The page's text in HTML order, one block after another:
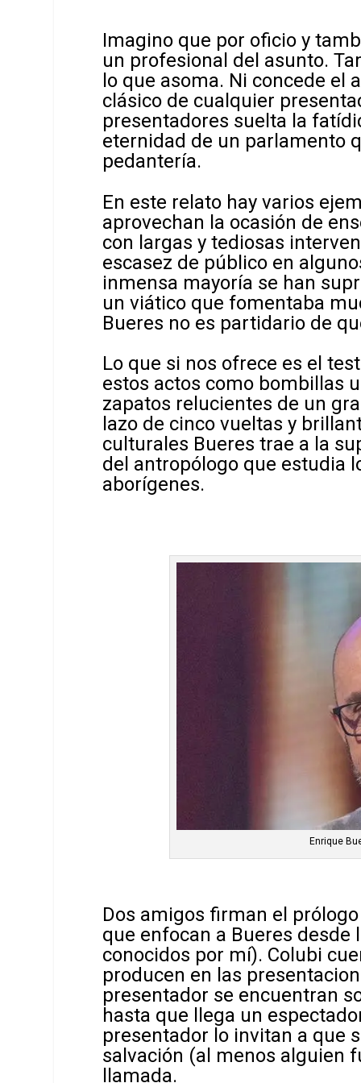
Imagino que por oficio y
un profesional del asunto.
lo que asoma. Ni concede el
clásico de cualquier
presentadores suelta la
eternidad de un parlamento
pedantería.
En este relato hay varios
aprovechan la ocasión de
con largas y tediosas
escasez de público en
inmensa mayoría se han
un viático que fomentaba
Bueres no es partidario de
Lo que si nos ofrece es el
estos actos como bombillas
zapatos relucientes de un
lazo de cinco vueltas y
culturales Bueres trae a la
del antropólogo que estudia
aborígenes.
Enrique
Dos amigos firman el
que enfocan a Bueres desde
conocidos por mí). Colubi
producen en las
presentador se encuentran
hasta que llega un
presentador lo invitan a que
salvación (al menos alguien
llamada.